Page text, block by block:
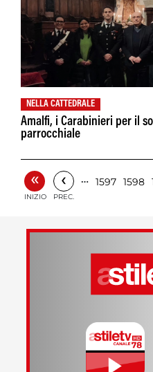
NELLA CATTEDRALE
Amalfi, i Carabinieri per il
parrocchiale
«
INIZIO
‹
PREC.
… 1597 1598